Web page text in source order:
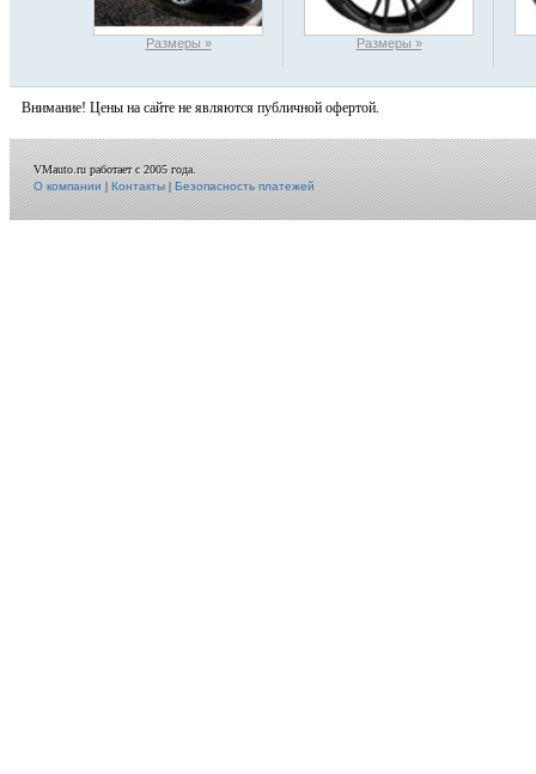
Размеры » Размеры »
Внимание! Цены на сайте не являются публичной офертой.
VMauto.ru работает с 2005 года.
О компании|Контакты|Безопасность платежей